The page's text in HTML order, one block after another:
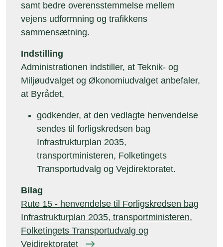
samt bedre overensstemmelse mellem
vejens udformning og trafikkens
sammensætning.
Indstilling
Administrationen indstiller, at Teknik- og
Miljøudvalget og Økonomiudvalget anbefaler,
at Byrådet,
godkender, at den vedlagte henvendelse
sendes til forligskredsen bag
Infrastrukturplan 2035,
transportministeren, Folketingets
Transportudvalg og Vejdirektoratet.
Bilag
Rute 15 - henvendelse til Forligskredsen bag
Infrastrukturplan 2035, transportministeren,
Folketingets Transportudvalg og
Vejdirektoratet